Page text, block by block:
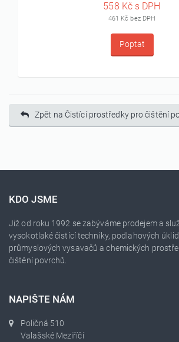
558 Kč s DPH
461 Kč bez DPH
Poptat
Zpět na Čistící prostředky pro čištění
KDO JSME
Již od roku 1992 se zabýváme prodejem a
vysokotlaké čistící techniky, podlahových
průmyslových vysavačů a chemických
čištění povrchů.
NAPIŠTE NÁM
Poličná 510
Valašské Meziříčí